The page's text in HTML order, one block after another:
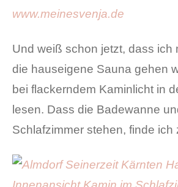
Und weiß schon jetzt, dass ich
die hauseigene Sauna gehen
bei flackerndem Kaminlicht in
lesen. Dass die Badewanne
Schlafzimmer stehen, finde ich